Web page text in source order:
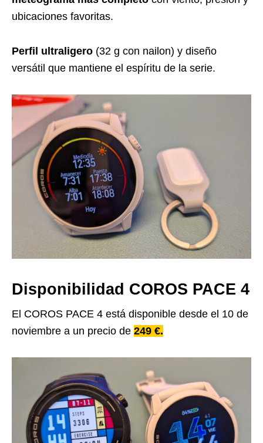
ubicaciones favoritas.
Perfil ultraligero (32 g con nailon) y diseño
versátil que mantiene el espíritu de la serie.
Disponibilidad COROS PACE 4
El COROS PACE 4 está disponible desde el 10 de
noviembre a un precio de 249 €.